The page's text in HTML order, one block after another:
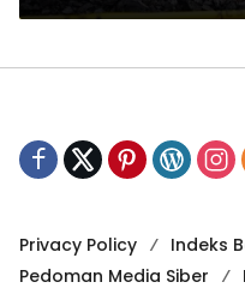
Privacy Policy
Indeks
Pedoman Media Siber